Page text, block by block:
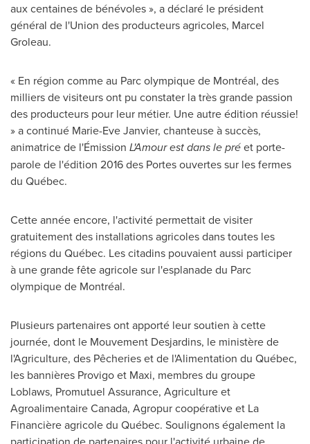
aux centaines de bénévoles », a déclaré le président
général de l'Union des producteurs agricoles, Marcel
Groleau.
« En région comme au Parc olympique de Montréal, des
milliers de visiteurs ont pu constater la très grande passion
des producteurs pour leur métier. Une autre édition réussie!
» a continué Marie-Eve Janvier, chanteuse à succès,
animatrice de l'Émission L'Amour est dans le préet porte-
parole de l'édition 2016 des Portes ouvertes sur les fermes
du Québec.
Cette année encore, l'activité permettait de visiter
gratuitement des installations agricoles dans toutes les
régions du Québec. Les citadins pouvaient aussi participer
à une grande fête agricole sur l'esplanade du Parc
olympique de Montréal.
Plusieurs partenaires ont apporté leur soutien à cette
journée, dont le Mouvement Desjardins, le ministère de
l'Agriculture, des Pêcheries et de l'Alimentation du Québec,
les bannières Provigo et Maxi, membres du groupe
Loblaws, Promutuel Assurance, Agriculture et
Agroalimentaire Canada, Agropur coopérative et La
Financière agricole du Québec. Soulignons également la